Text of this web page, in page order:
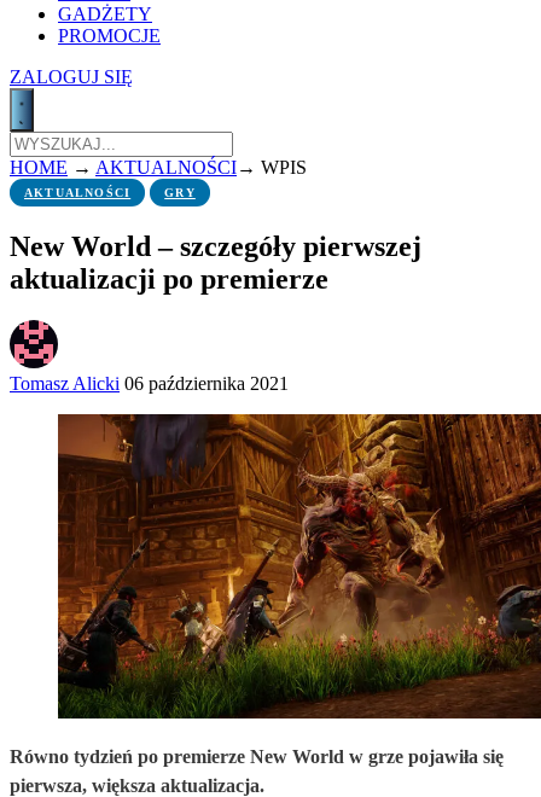
GADŻETY
PROMOCJE
ZALOGUJ SIĘ
HOME → AKTUALNOŚCI→ WPIS
AKTUALNOŚCI GRY
New World – szczegóły pierwszej
aktualizacji po premierze
Tomasz Alicki 06 października 2021
Równo tydzień po premierze New World w grze pojawiła się
pierwsza, większa aktualizacja.